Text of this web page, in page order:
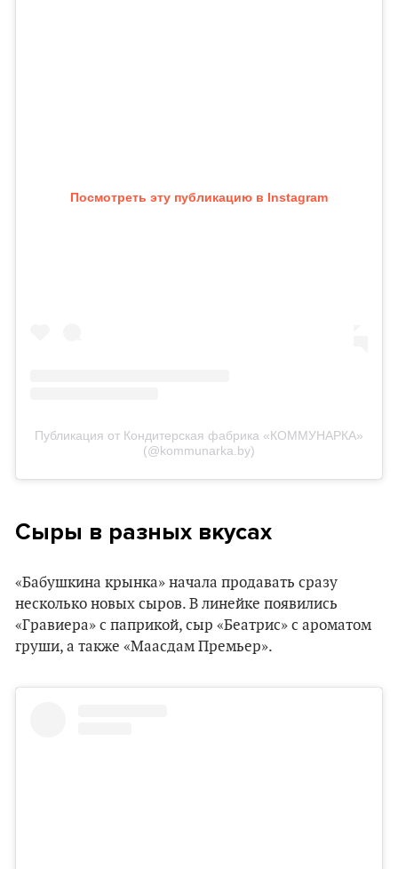
Посмотреть эту публикацию в Instagram
Публикация от Кондитерская фабрика «КОММУНАРКА»
(@kommunarka.by)
Сыры в разных вкусах
«Бабушкина крынка» начала продавать сразу
несколько новых сыров. В линейке появились
«Гравиера» с паприкой, сыр «Беатрис» с ароматом
груши, а также «Маасдам Премьер».